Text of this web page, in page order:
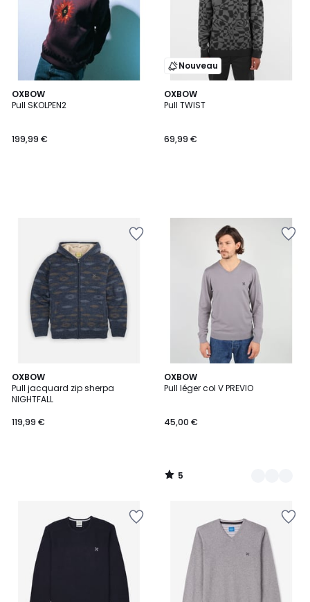
OXBOW
Pull SKOLPEN2
199,99 €
Nouveau
OXBOW
Pull TWIST
69,99 €
OXBOW
Pull jacquard zip sherpa
NIGHTFALL
119,99 €
OXBOW
Pull léger col V PREVIO
45,00 €
5
/
2
Couleurs
5
/